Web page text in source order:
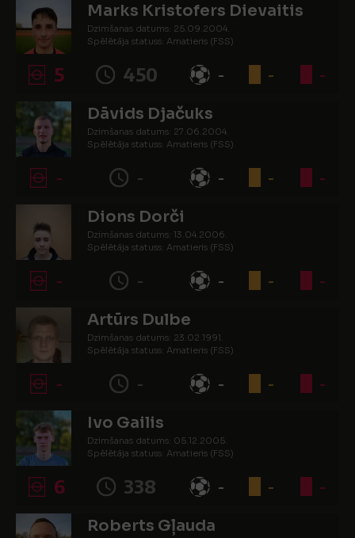
Marks Kristofers Dievaitis
Dzimšanas datums: 25.09.2004.
Spēlētāja statuss: Amatieris (FSS)
5 450 - - -
Dāvids Djačuks
Dzimšanas datums: 27.06.2004.
Spēlētāja statuss: Amatieris (FSS)
- - - - -
Dions Dorči
Dzimšanas datums: 13.04.2006.
Spēlētāja statuss: Amatieris (FSS)
- - - - -
Artūrs Dulbe
Dzimšanas datums: 23.02.1991.
Spēlētāja statuss: Amatieris (FSS)
- - - - -
Ivo Gailis
Dzimšanas datums: 05.12.2005.
Spēlētāja statuss: Amatieris (FSS)
6 338 - - -
Roberts Gļauda